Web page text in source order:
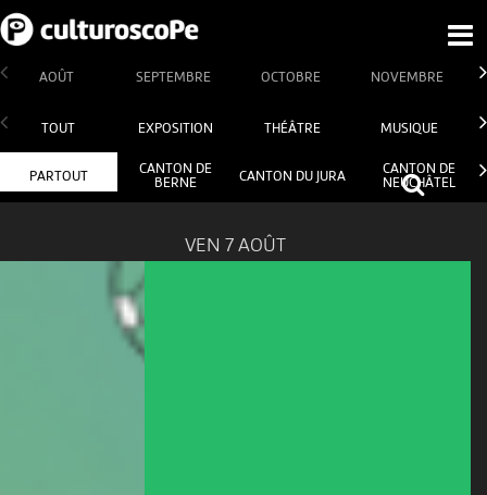
AOÛT SEPTEMBRE OCTOBRE NOVEMBRE
TOUT EXPOSITION THÉÂTRE MUSIQUE
PARTOUT
CANTON DE
BERNE
CANTON DU JURA
CANTON DE
NEUCHÂTEL
VEN 7 AOÛT